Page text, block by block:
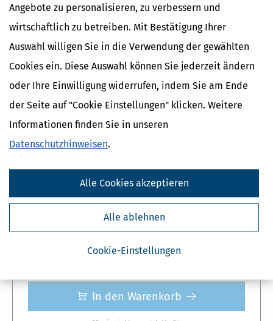
Angebote zu personalisieren, zu verbessern und
wirtschaftlich zu betreiben. Mit Bestätigung Ihrer
Auswahl willigen Sie in die Verwendung der gewählten
Cookies ein. Diese Auswahl können Sie jederzeit ändern
oder Ihre Einwilligung widerrufen, indem Sie am Ende
der Seite auf "Cookie Einstellungen" klicken. Weitere
Informationen finden Sie in unseren
Datenschutzhinweisen.
Cookie-Einstellungen
Alle ablehnen
Alle Cookies akzeptieren
Online-Zugang
Aktivieren und loslegen
günstiger!
Spar-Abo
34,95 €*
Einzelpreis
Jederzeit formlos kündbares Abonnement
3 Abgaben inklusive
Mit automatischen Updates für Steueränderungen 2025
Automatische Bereitstellung der Folgeversion ab Nov.
2026
In den Warenkorb